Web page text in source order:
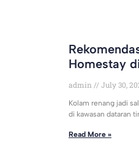
Homestay
admin July 30,
Kolam renang jadi
di kawasan dataran
Read More »